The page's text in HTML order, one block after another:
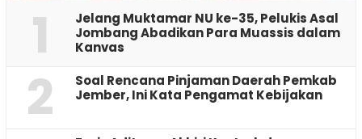
1
Jelang Muktamar NU ke-35, Pelukis Asal
Jombang Abadikan Para Muassis dalam
Kanvas
2
‎Soal Rencana Pinjaman Daerah Pemkab
Jember, Ini Kata Pengamat Kebijakan ‎